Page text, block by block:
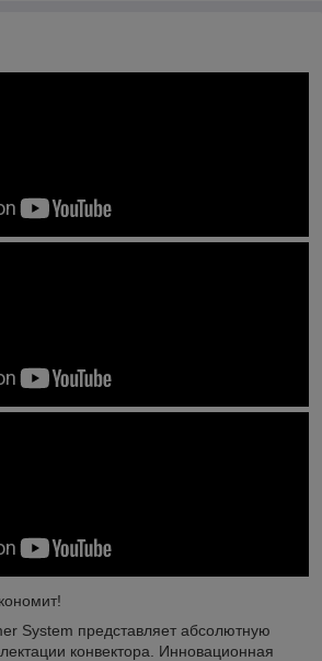
System представляет абсолютную
конвектора. Инновационная